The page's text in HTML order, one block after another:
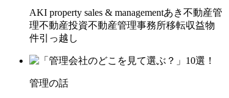
AKI property sales & managementあき不動産管
理不動産投資不動産管理事務所移転収益物
件引っ越し
管理の話